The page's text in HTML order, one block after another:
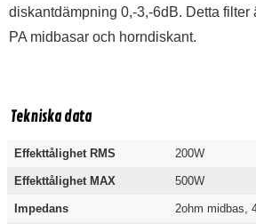
diskantdämpning 0,-3,-6dB. Detta filter
PA midbasar och horndiskant.
Tekniska data
Effekttålighet RMS 200W
Effekttålighet MAX 500W
Impedans 2ohm midbas,